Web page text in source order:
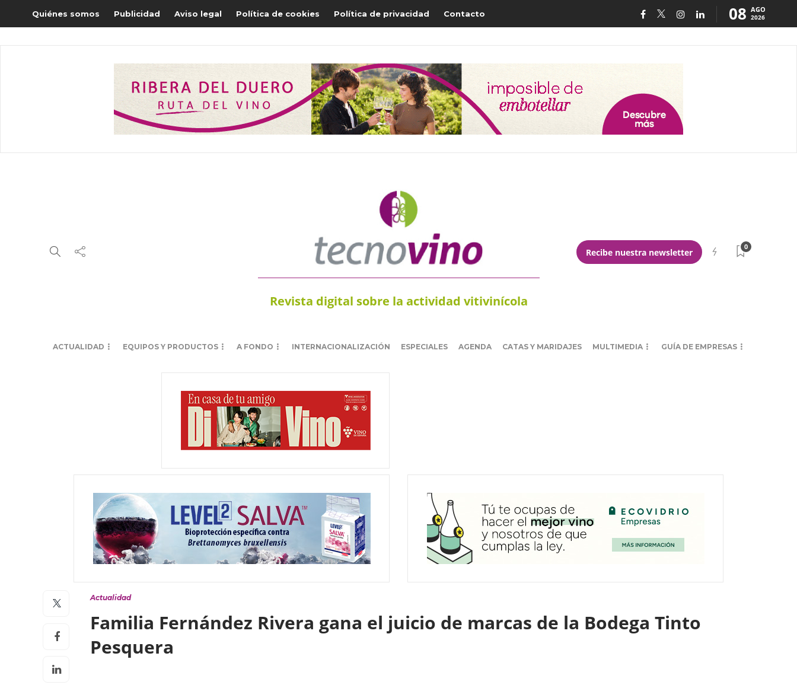
Quiénes somos Publicidad Aviso legal Política de cookies Política de privacidad Contacto 08 AGO
2026
Revista digital sobre la actividad vitivinícola
Recibe nuestra newsletter
0
ACTUALIDAD EQUIPOS Y PRODUCTOS A FONDO INTERNACIONALIZACIÓN ESPECIALES AGENDA CATAS Y MARIDAJES MULTIMEDIA GUÍA DE EMPRESAS
Actualidad
Familia Fernández Rivera gana el juicio de marcas de la Bodega Tinto
Pesquera